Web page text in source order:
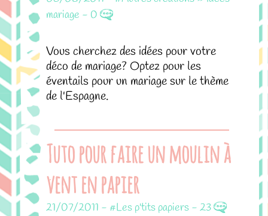
mariage - 0
Vous cherchez des idées pour votre
déco de mariage? Optez pour les
éventails pour un mariage sur le thème
de l'Espagne.
Tuto pour faire un moulin à
vent en papier
21/07/2011 - #Les p'tits papiers - 23